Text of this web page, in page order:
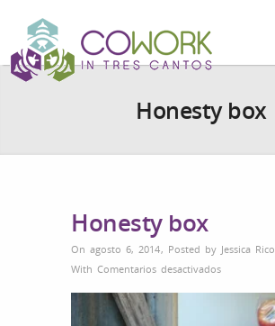
Honesty box
Honesty box
On agosto 6, 2014, Posted by Jessica Rico
With Comentarios desactivadosen